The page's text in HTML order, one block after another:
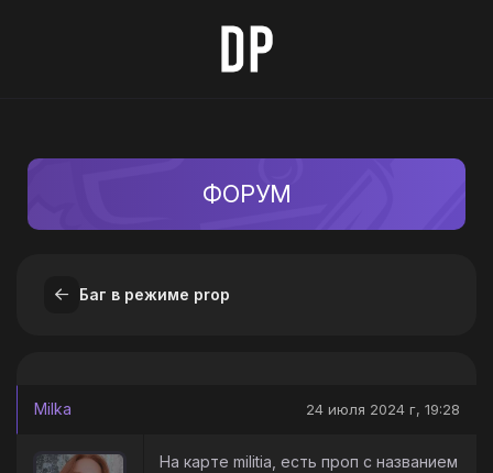
ФОРУМ
Баг в режиме prop
Milka 24 июля 2024 г, 19:28
На карте militia, есть проп с названием